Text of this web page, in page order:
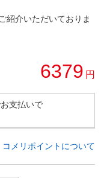
紹介いただいておりま
6379 円
支払いで
コメリポイントについて